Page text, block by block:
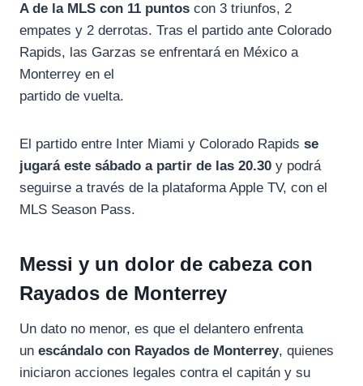
A de la MLS con 11 puntos con 3 triunfos, 2
empates y 2 derrotas. Tras el partido ante Colorado
Rapids, las Garzas se enfrentará en México a
Monterrey en el
partido de vuelta.
El partido entre Inter Miami y Colorado Rapids se
jugará este sábado a partir de las 20.30 y podrá
seguirse a través de la plataforma Apple TV, con el
MLS Season Pass.
Messi y un dolor de cabeza con
Rayados de Monterrey
Un dato no menor, es que el delantero enfrenta
un escándalo con Rayados de Monterrey, quienes
iniciaron acciones legales contra el capitán y su